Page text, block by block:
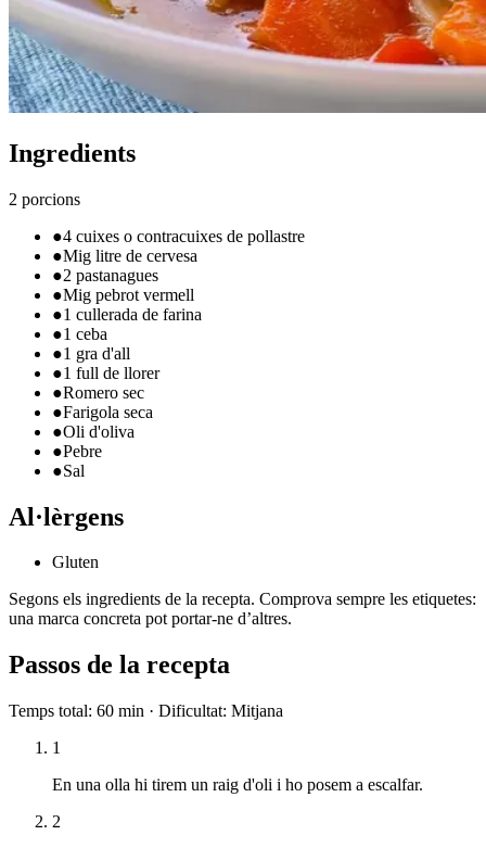
Ingredients
2 porcions
●4 cuixes o contracuixes de pollastre
●Mig litre de cervesa
●2 pastanagues
●Mig pebrot vermell
●1 cullerada de farina
●1 ceba
●1 gra d'all
●1 full de llorer
●Romero sec
●Farigola seca
●Oli d'oliva
●Pebre
●Sal
Al·lèrgens
Gluten
Segons els ingredients de la recepta. Comprova sempre les etiquetes:
una marca concreta pot portar-ne d’altres.
Passos de la recepta
Temps total: 60 min · Dificultat: Mitjana
1
En una olla hi tirem un raig d'oli i ho posem a escalfar.
2